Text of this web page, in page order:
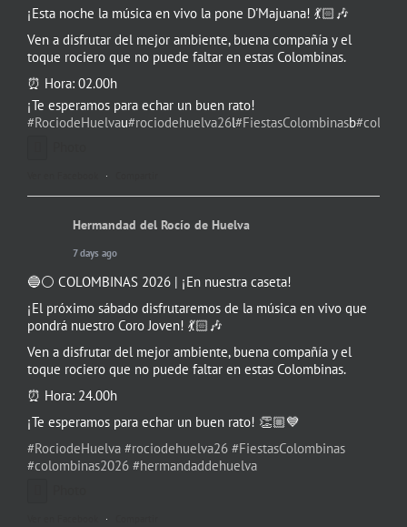
¡Esta noche la música en vivo la pone D'Majuana! 💃🏻🎶
Ven a disfrutar del mejor ambiente, buena compañía y el
toque rociero que no puede faltar en estas Colombinas.
⏰ Hora: 02.00h
¡Te esperamos para echar un buen rato!
#RociodeHuelvau#rociodehuelva26l#FiestasColombinasb
·
Hermandad del Rocío de Huelva
7 days ago
🔵⚪️ COLOMBINAS 2026 | ¡En nuestra caseta!
¡El próximo sábado disfrutaremos de la música en vivo que
pondrá nuestro Coro Joven! 💃🏻🎶
Ven a disfrutar del mejor ambiente, buena compañía y el
toque rociero que no puede faltar en estas Colombinas.
⏰ Hora: 24.00h
¡Te esperamos para echar un buen rato! 👏🏼💙
#RociodeHuelva #rociodehuelva26 #FiestasColombinas
#colombinas2026 #hermandaddehuelva
·